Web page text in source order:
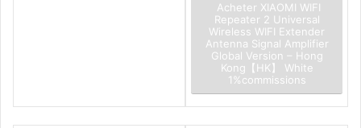
Acheter XIAOMI WIFI
Repeater 2 Universal
Wireless WIFI Extender
Antenna Signal Amplifier
Global Version – Hong
Kong【HK】 White
1%commissions